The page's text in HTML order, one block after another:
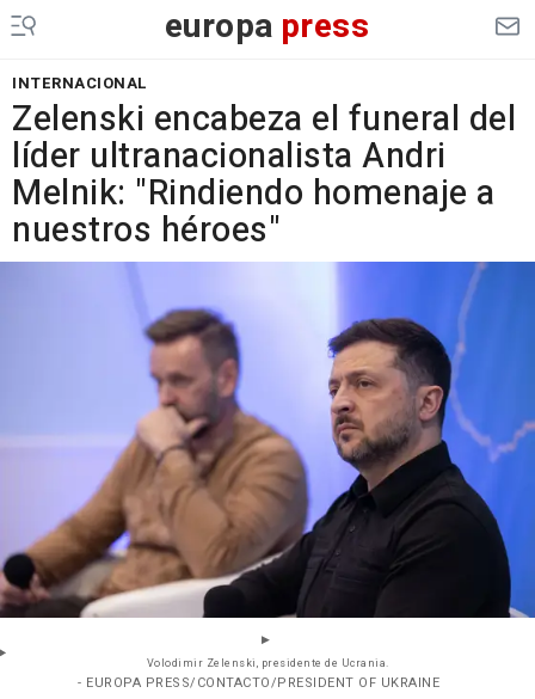
europa press
INTERNACIONAL
Zelenski encabeza el funeral del
líder ultranacionalista Andri
Melnik: "Rindiendo homenaje a
nuestros héroes"
Volodimir Zelenski, presidente de Ucrania.
- EUROPA PRESS/CONTACTO/PRESIDENT OF UKRAINE